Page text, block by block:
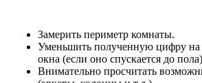
Замерить периметр комнаты.
Уменьшить полученную цифру
окна (если оно спускается до
Внимательно просчитать